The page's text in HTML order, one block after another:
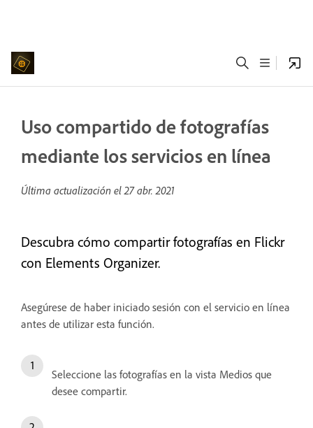
Uso compartido de fotografías
mediante los servicios en línea
Última actualización el27 abr. 2021
Descubra cómo compartir fotografías en Flickr
con Elements Organizer.
Asegúrese de haber iniciado sesión con el servicio en línea
antes de utilizar esta función.
Seleccione las fotografías en la vista Medios que
desee compartir.